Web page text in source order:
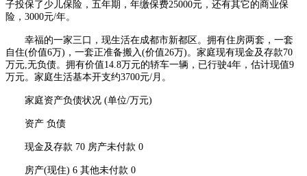
子投保了少儿保险，五年期，年缴保费25000元，还有其它的商业保
险，3000元/年。
幸福的一家三口，现生活在成都市新都区。拥有住房两套，一套
自住(价值6万)，一套正准备搬入(价值26万)。家庭现有现金及存款70
万元,无负债。拥有价值14.8万元的轿车一辆，已行驶4年，估计现值9
万元。家庭生活基本开支约3700元/月。
家庭资产负债状况 (单位/万元)
资产 负债
现金及存款 70 房产未付款 0
房产(现住) 6 其他未付款 0